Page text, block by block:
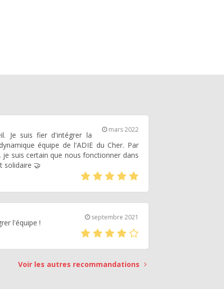
mars 2022
Je suis fier d'intégrer la
équipe de l'ADIE du Cher. Par
je suis certain que nous fonctionner dans
solidaire 🤝
(*)(*)(*)(*)(*)
septembre 2021
l'équipe !
(*)(*)(*)(*)(
Voir les autres recommandations